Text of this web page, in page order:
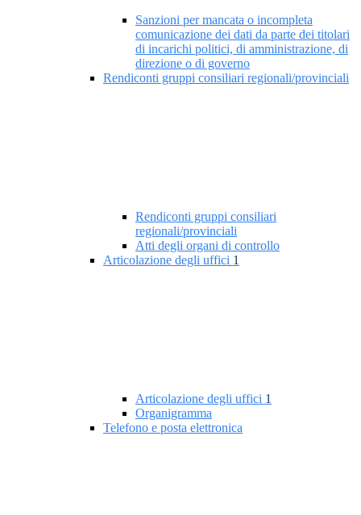
Sanzioni per mancata o incompleta
comunicazione dei dati da parte dei titolari
di incarichi politici, di amministrazione, di
direzione o di governo
Rendiconti gruppi consiliari regionali/provinciali
Rendiconti gruppi consiliari
regionali/provinciali
Atti degli organi di controllo
Articolazione degli uffici 1
Articolazione degli uffici 1
Organigramma
Telefono e posta elettronica